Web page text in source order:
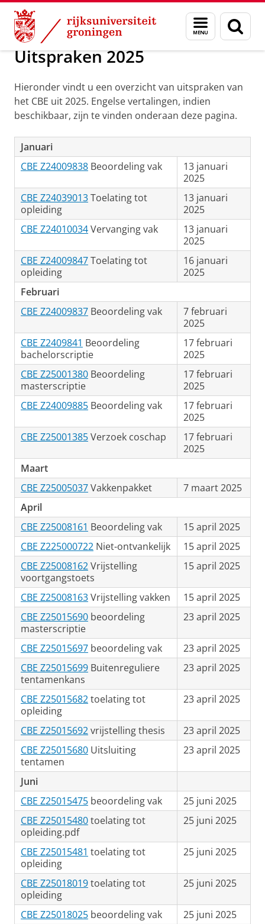
Skip
Content
Skip
Navigation
Menu
en
zoeken
Over ons CBE Uitspraken
Uitspraken 2025
Hieronder vindt u een overzicht van uitspraken van
het CBE uit 2025. Engelse vertalingen, indien
beschikbaar, zijn te vinden onderaan deze pagina.
Januari
CBE Z24009838 Beoordeling vak
13 januari
2025
CBE Z24039013Toelating tot
opleiding
13 januari
2025
CBE Z24010034Vervanging vak
13 januari
2025
CBE Z24009847Toelating tot
opleiding
16 januari
2025
Februari
CBE Z24009837 Beoordeling vak
7 februari
2025
CBE Z2409841 Beoordeling
bachelorscriptie
17 februari
2025
CBE Z25001380 Beoordeling
masterscriptie
17 februari
2025
CBE Z24009885 Beoordeling vak
17 februari
2025
CBE Z25001385Verzoek coschap
17 februari
2025
Maart
CBE Z25005037Vakkenpakket
7 maart 2025
April
CBE Z25008161 Beoordeling vak
15 april 2025
CBE Z225000722 Niet-ontvankelijk
15 april 2025
CBE Z25008162Vrijstelling
voortgangstoets
15 april 2025
CBE Z25008163Vrijstelling vakken
15 april 2025
CBE Z25015690 beoordeling
masterscriptie
23 april 2025
CBE Z25015697 beoordeling vak
23 april 2025
CBE Z25015699 Buitenreguliere
tentamenkans
23 april 2025
CBE Z25015682toelating tot
opleiding
23 april 2025
CBE Z25015692vrijstelling thesis
23 april 2025
CBE Z25015680 Uitsluiting
tentamen
23 april 2025
Juni
CBE Z25015475 beoordeling vak
25 juni 2025
CBE Z25015480toelating tot
opleiding.pdf
25 juni 2025
CBE Z25015481 toelating tot
opleiding
25 juni 2025
CBE Z25018019toelating tot
opleiding
25 juni 2025
CBE Z25018025 beoordeling vak
25 juni 2025